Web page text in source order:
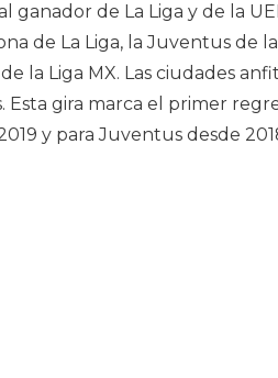
de La Liga y de la
de La Liga, la Juventus de
la Liga MX. Las ciudades
Esta gira marca el primer
y para Juventus desde